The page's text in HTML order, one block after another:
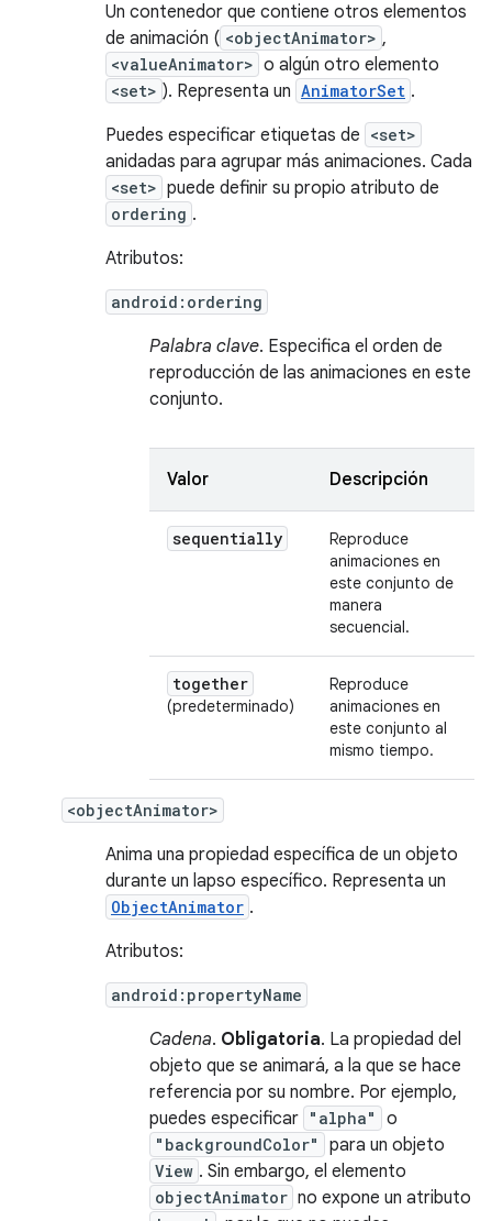
Un contenedor que contiene otros elementos
de animación ( <objectAnimator> ,
<valueAnimator> o algún otro elemento
<set> ). Representa un AnimatorSet .
Puedes especificar etiquetas de <set>
anidadas para agrupar más animaciones. Cada
<set> puede definir su propio atributo de
ordering .
Atributos:
android:ordering
Palabra clave. Especifica el orden de
reproducción de las animaciones en este
conjunto.
Valor Descripción
sequentially
Reproduce
animaciones en
este conjunto de
manera
secuencial.
together
(predeterminado)
Reproduce
animaciones en
este conjunto al
mismo tiempo.
<objectAnimator>
Anima una propiedad específica de un objeto
durante un lapso específico. Representa un
ObjectAnimator .
Atributos:
android:propertyName
Cadena. Obligatoria. La propiedad del
objeto que se animará, a la que se hace
referencia por su nombre. Por ejemplo,
puedes especificar "alpha" o
"backgroundColor" para un objeto
View . Sin embargo, el elemento
objectAnimator no expone un atributo